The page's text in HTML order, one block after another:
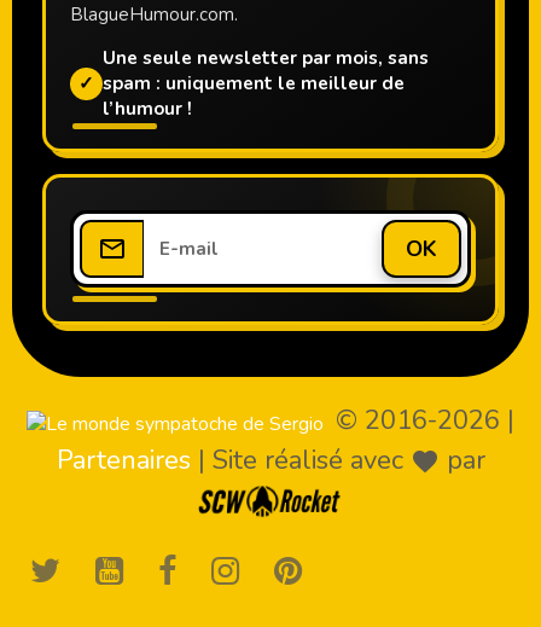
BlagueHumour.com.
✓
Une seule newsletter par mois, sans
spam : uniquement le meilleur de
l’humour !
OK
© 2016-2026 |
Partenaires | Site réalisé avec par